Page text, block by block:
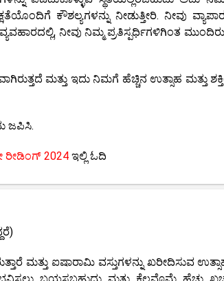
ಕೌಶಲ್ಯಗಳನ್ನು ನೀಡುತ್ತೀರಿ. ನೀವು
ನೀವು ನಿಮ್ಮ ಪ್ರತಿಸ್ಪರ್ಧಿಗಳಿಗಿಂತ
ಮತ್ತು ಇದು ನಿಮಗೆ ಹೆಚ್ಚಿನ ಉತ್ಸಾಹ ಮತ್ತು
ಜಪಿಸಿ.
ರೀಡಿಂಗ್ 2024 ಇಲ್ಲಿ ಓದಿ
ಮತ್ತು ಐಷಾರಾಮಿ ವಸ್ತುಗಳನ್ನು ಖರೀದಿಸುವ